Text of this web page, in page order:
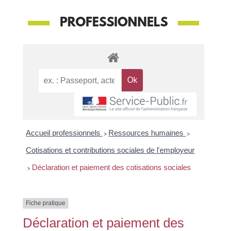
PROFESSIONNELS
Accueil professionnels > Ressources humaines >
Cotisations et contributions sociales de l'employeur
> Déclaration et paiement des cotisations sociales
Fiche pratique
Déclaration et paiement des